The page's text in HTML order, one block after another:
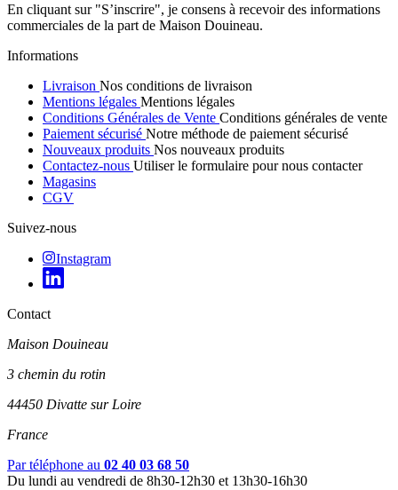
En cliquant sur "S’inscrire", je consens à recevoir des informations
commerciales de la part de Maison Douineau.
Informations
Livraison Nos conditions de livraison
Mentions légales Mentions légales
Conditions Générales de Vente Conditions générales de vente
Paiement sécurisé Notre méthode de paiement sécurisé
Nouveaux produits Nos nouveaux produits
Contactez-nous Utiliser le formulaire pour nous contacter
Magasins
CGV
Suivez-nous
Instagram
Contact
Maison Douineau
3 chemin du rotin
44450 Divatte sur Loire
France
Par téléphone au 02 40 03 68 50
Du lundi au vendredi de 8h30-12h30 et 13h30-16h30